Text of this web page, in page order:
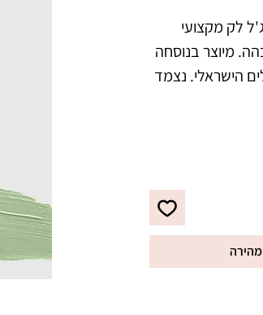
מדויקת, הסוגרת את הקוטיקולה בצורה
משרד הבריאות.